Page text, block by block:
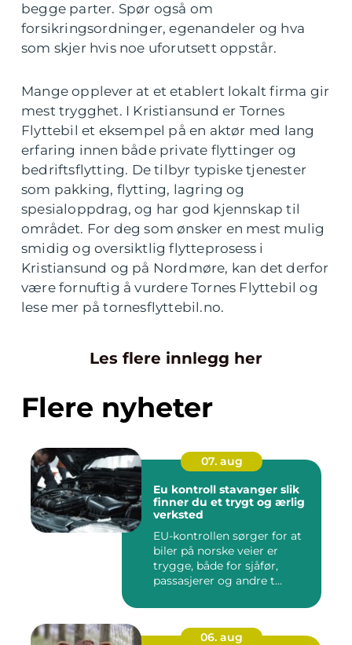
begge parter. Spør også om
forsikringsordninger, egenandeler og hva
som skjer hvis noe uforutsett oppstår.
Mange opplever at et etablert lokalt firma gir
mest trygghet. I Kristiansund er Tornes
Flyttebil et eksempel på en aktør med lang
erfaring innen både private flyttinger og
bedriftsflytting. De tilbyr typiske tjenester
som pakking, flytting, lagring og
spesialoppdrag, og har god kjennskap til
området. For deg som ønsker en mest mulig
smidig og oversiktlig flytteprosess i
Kristiansund og på Nordmøre, kan det derfor
være fornuftig å vurdere Tornes Flyttebil og
lese mer på tornesflyttebil.no.
Les flere innlegg her
Flere nyheter
07. aug
Eu kontroll stavanger slik
finner du et trygt og ærlig
verksted
EU-kontrollen sørger for at
biler på norske veier er
trygge, både for sjåfør,
passasjerer og andre t...
06. aug